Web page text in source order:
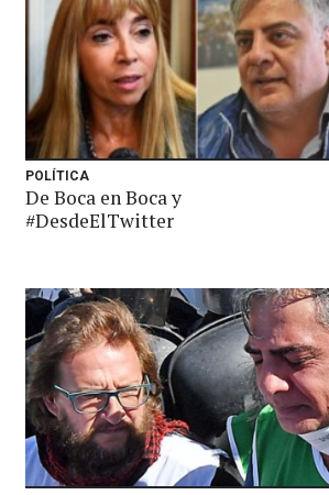
POLÍTICA
De Boca en Boca y
#DesdeElTwitter